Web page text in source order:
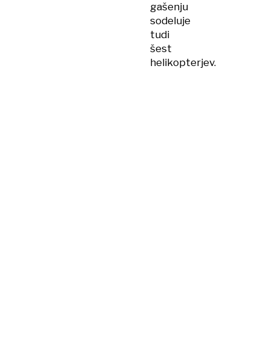
gašenju
sodeluje
tudi
šest
helikopterjev.